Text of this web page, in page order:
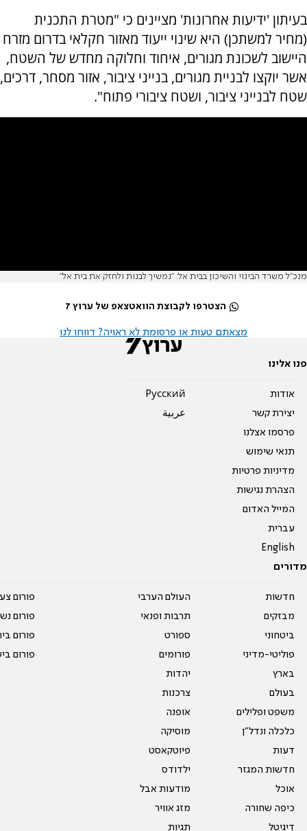
בעיתון 'ידיעות אחרונות' מציינים כי "מטרת התכנית
(מחיר למשתכן) היא שינוי ייעוד מאזור חקלאי בדרום מזרח
היישוב לשכונת מגורים, איחוד וחלוקה מחדש של השטח,
אשר יוקצו לבניית מגורים, בנייני ציבור, אזור מסחר, דרכים,
שטח לבנייני ציבור, ושטח ציבורי פתוח".
מנכ"ל משרד הבינוי והשיכון בבית אל: "נמשיך לבנות ולחזק את בית אל"
הצטרפו לקבוצת הוואטצאפ של ערוץ 7
מצאתם טעות או פרסומת לא ראויה? דווחו לנו
פנו אלינו
אודות
יצירת קשר
פרסמו אצלנו
תנאי שימוש
מדיניות פרטיות
הצהרת נגישות
המייל האדום
עברית
English
Pусский
عربية
מדורים
חדשות
מבזקים
ביטחוני
פוליטי-מדיני
בארץ
בעולם
משפט ופלילים
כלכלה ונדל"ן
דעות
חדשות המגזר
אוכל
כיפה שחורה
דיגיטל
העולם הערבי
תרבות ופנאי
ספורט
פורומים
יהדות
צרכנות
אופנה
מוסיקה
פיוטקאסט
ילדודס
מודעות אבל
מזג אוויר
תגיות
פורום
פורום
פורום
פורום